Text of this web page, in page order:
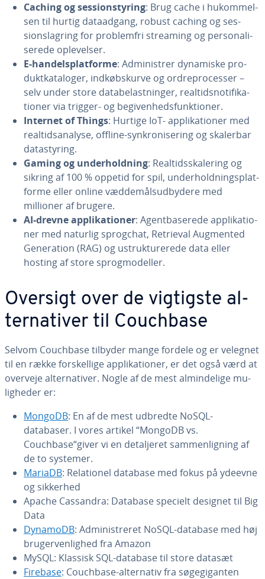
Caching og ses­sions­ty­ring: Brug cache i hukom­mel­
sen til hurtig da­ta­ad­gang, robust caching og ses­
sions­lag­ring for pro­blem­fri streaming og per­so­na­li­
se­re­de op­le­vel­ser.
E-han­dels­plat­for­me: Ad­mi­ni­strer dynamiske pro­
dukt­ka­ta­lo­ger, ind­købs­kur­ve og or­dre­pro­ces­ser –
selv under store da­ta­be­last­nin­ger, re­al­tids­no­ti­fi­ka­
tio­ner via trigger- og be­gi­ven­heds­funk­tio­ner.
Internet of Things: Hurtige IoT- ap­pli­ka­tio­ner med
re­al­tids­a­na­ly­se, offline-syn­kro­ni­se­ring og skalerbar
da­ta­sty­ring.
Gaming og un­der­hold­ning: Re­al­tids­ska­le­ring og
sikring af 100 % oppetid for spil, un­der­hold­nings­plat­
for­me eller online væd­de­måls­ud­by­de­re med
millioner af brugere.
AI-drevne ap­pli­ka­tio­ner: Agent­ba­se­re­de ap­pli­ka­tio­
ner med naturlig sprogchat, Retrieval Augmented
Ge­ne­ra­tion (RAG) og ustruk­tu­re­re­de data eller
hosting af store sprog­mo­del­ler.
Oversigt over de vigtigste al­
ter­na­ti­ver til Couchbase
Selvom Couchbase tilbyder mange fordele og er velegnet
til en række for­skel­li­ge ap­pli­ka­tio­ner, er det også værd at
overveje al­ter­na­ti­ver. Nogle af de mest al­min­de­li­ge mu­
lig­he­der er:
MongoDB: En af de mest udbredte NoSQL-
databaser. I vores artikel “MongoDB vs.
Couchbase“giver vi en de­tal­je­ret sam­men­lig­ning af
de to systemer.
MariaDB: Re­la­tio­nel database med fokus på ydeevne
og sikkerhed
Apache Cassandra: Database specielt designet til Big
Data
DynamoDB: Ad­mi­ni­stre­ret NoSQL-database med høj
bru­ger­ven­lig­hed fra Amazon
MySQL: Klassisk SQL-database til store datasæt
Firebase: Couchbase-al­ter­na­tiv fra sø­ge­gi­gan­ten